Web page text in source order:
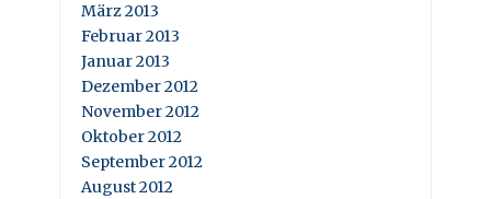
März 2013
Februar 2013
Januar 2013
Dezember 2012
November 2012
Oktober 2012
September 2012
August 2012